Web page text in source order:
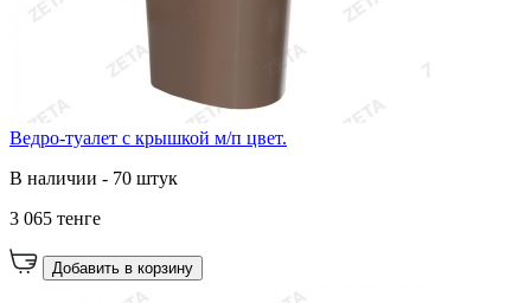
Ведро-туалет с крышкой м/п цвет.
В наличии - 70 штук
3 065 тенге
Добавить в корзину